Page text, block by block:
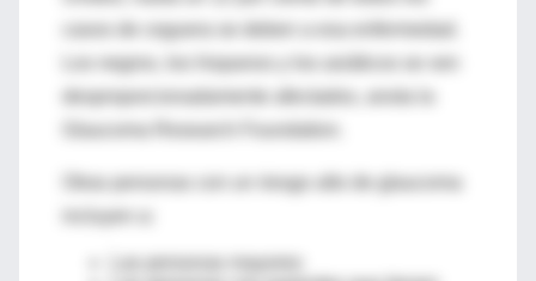
casos de ceguera se deben a esa enfermedad.
Los negros, los hispanos y los asiáticos se ven
Otras personas con un riesgo alto de glaucoma
Las personas mayores